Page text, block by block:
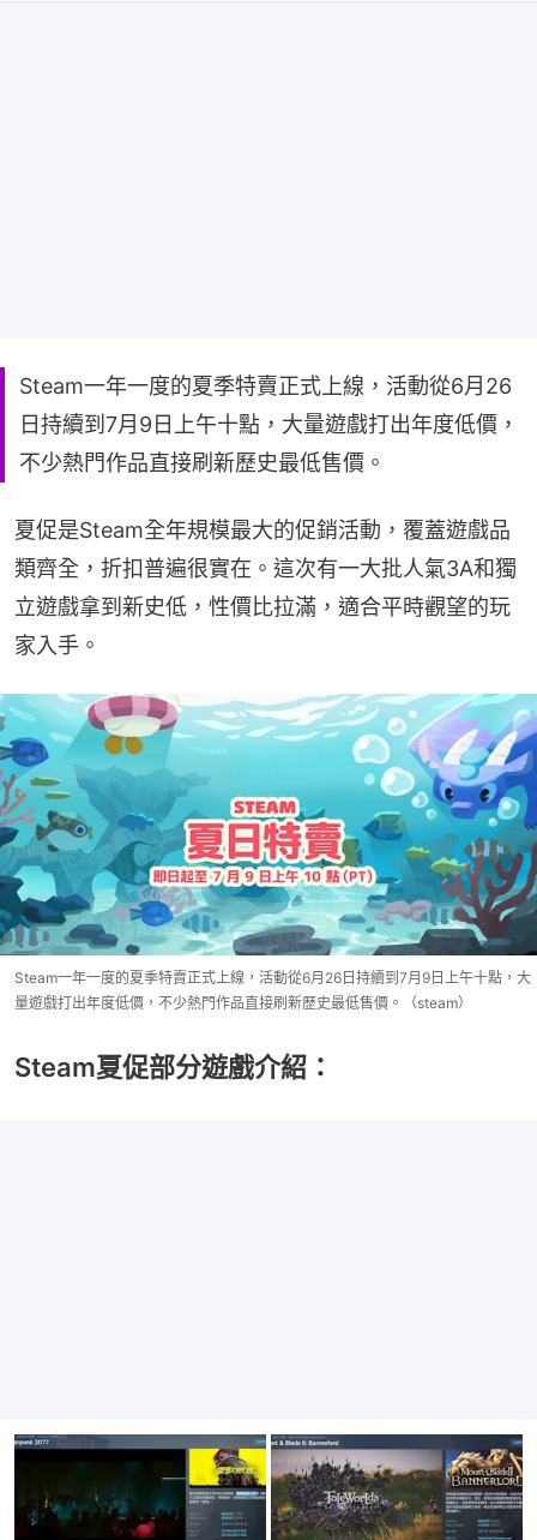
Steam一年一度的夏季特賣正式上線，活動從6月26
日持續到7月9日上午十點，大量遊戲打出年度低價，
不少熱門作品直接刷新歷史最低售價。
夏促是Steam全年規模最大的促銷活動，覆蓋遊戲品
類齊全，折扣普遍很實在。這次有一大批人氣3A和獨
立遊戲拿到新史低，性價比拉滿，適合平時觀望的玩
家入手。
Steam一年一度的夏季特賣正式上線，活動從6月26日持續到7月9日上午十點，大
量遊戲打出年度低價，不少熱門作品直接刷新歷史最低售價。（steam）
Steam夏促部分遊戲介紹：